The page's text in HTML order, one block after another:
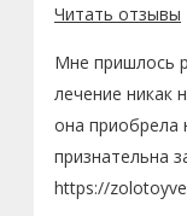
Читать отзывы
Мне пришлось
лечение никак
она приобрела
признательна
https://